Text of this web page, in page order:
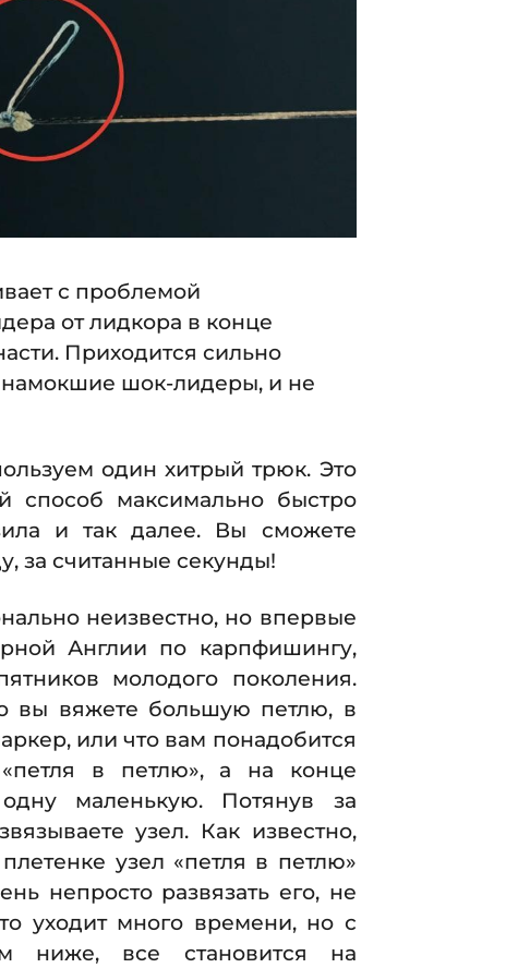
с проблемой
от лидкора в конце
Приходится сильно
намокшие шок-лидеры, и не
один хитрый трюк. Это
способ максимально быстро
и так далее. Вы сможете
за считанные секунды!
неизвестно, но впервые
Англии по карпфишингу,
молодого поколения.
вы вяжете большую петлю, в
или что вам понадобится
в петлю», а на конце
маленькую. Потянув за
узел. Как известно,
узел «петля в петлю»
непросто развязать его, не
уходит много времени, но с
ниже, все становится на